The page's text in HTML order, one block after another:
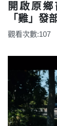
開啟原
「雞」發
觀看次數:107